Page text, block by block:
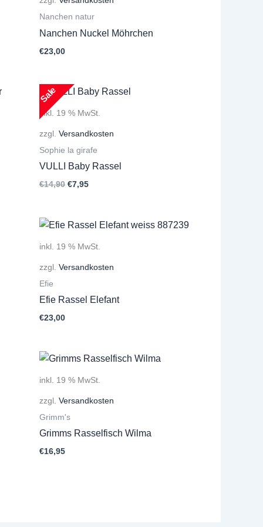
Nanchen natur
Nanchen Nuckel Möhrchen
€23,00
inkl. 19 % MwSt.
zzgl. Versandkosten
Sophie la girafe
VULLI Baby Rassel
€14,90 Ursprünglicher
€7,95Aktueller
Sale
inkl. 19 % MwSt.
zzgl. Versandkosten
Efie
Efie Rassel Elefant
€23,00
inkl. 19 % MwSt.
zzgl. Versandkosten
Grimm's
Grimms Rasselfisch Wilma
€16,95